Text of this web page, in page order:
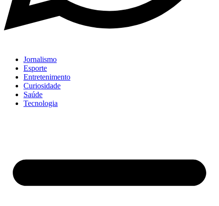
Jornalismo
Esporte
Entretenimento
Curiosidade
Saúde
Tecnologia